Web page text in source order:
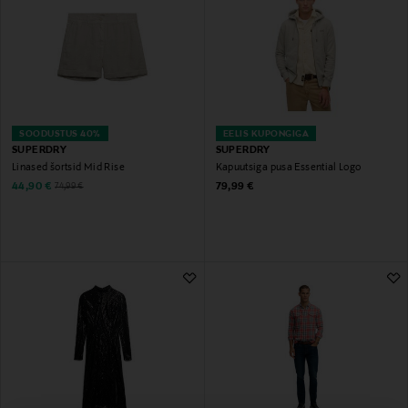
SOODUSTUS 40%
SUPERDRY
Linased šortsid Mid Rise
Discounted Price
44,90 € Original Price
74,99 €
EELIS KUPONGIGA
SUPERDRY
Kapuutsiga pusa Essential Logo
Original Price
79,99 €